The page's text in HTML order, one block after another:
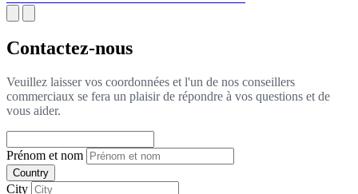
Contactez-nous
Veuillez laisser vos coordonnées et l'un de nos conseillers
commerciaux se fera un plaisir de répondre à vos questions et de
vous aider.
Prénom et nom
Country
City